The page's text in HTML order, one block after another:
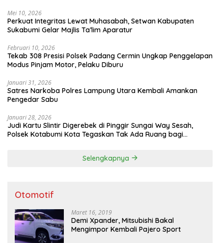
Mei 10, 2026
Perkuat Integritas Lewat Muhasabah, Setwan Kabupaten
Sukabumi Gelar Majlis Ta’lim Aparatur
Februari 10, 2026
Tekab 308 Presisi Polsek Padang Cermin Ungkap Penggelapan
Modus Pinjam Motor, Pelaku Diburu
Januari 31, 2026
Satres Narkoba Polres Lampung Utara Kembali Amankan
Pengedar Sabu
Januari 28, 2026
Judi Kartu Slintir Digerebek di Pinggir Sungai Way Sesah,
Polsek Kotabumi Kota Tegaskan Tak Ada Ruang bagi
Selengkapnya
Otomotif
Maret 16, 2019
Demi Xpander, Mitsubishi Bakal
Mengimpor Kembali Pajero Sport